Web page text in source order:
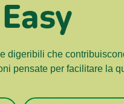
digeribili che
pensate per facilitare la